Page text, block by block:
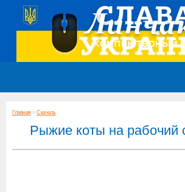
Главная» Скачать
Рыжие коты на рабочий